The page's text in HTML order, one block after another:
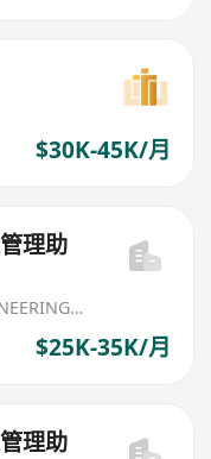
$30K-45K/月
理助
UPPER LIVING (HK)DESIGN & ENGINEERING LIMITED
$25K-35K/月
理助